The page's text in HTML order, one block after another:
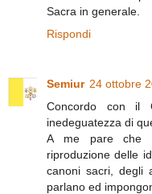
Sacra in generale.
Rispondi
Semiur 24 ottobre
Concordo con il
inedeguatezza di
A me pare che
riproduzione delle
canoni sacri, degli
parlano ed